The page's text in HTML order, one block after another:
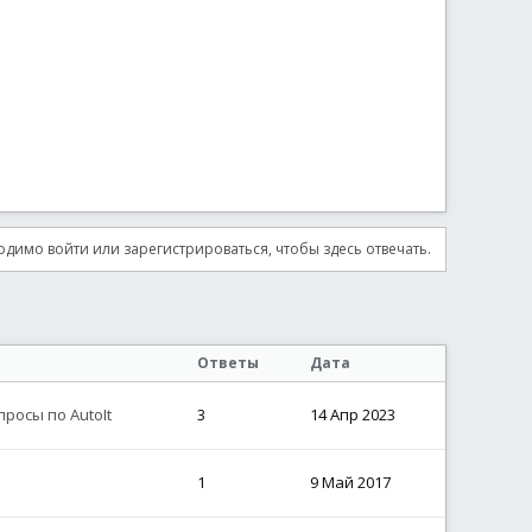
войти или зарегистрироваться, чтобы здесь отвечать.
Ответы Дата
по AutoIt 3 14 Апр 2023
1 9 Май 2017